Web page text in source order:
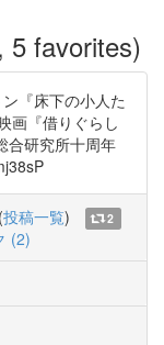
5 favorites)
『床下の小人た
画『借りぐらし
合研究所十周年
(投稿一覧)
2
(2)